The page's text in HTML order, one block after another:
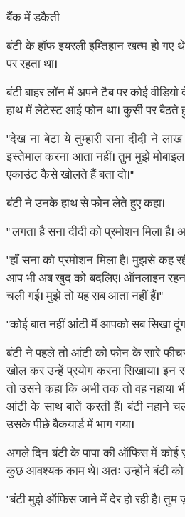
बैंक में डकैती
बंटी के हॉफ इयरली इम्तिहान खत्म हो गए
पर रहता था।
बंटी बाहर लॉन में अपने टैब पर कोई
हाथ में लेटेस्ट आई फोन था। कुर्सी पर बैठते
"देख ना बेटा ये तुम्हारी सना दीदी ने
इस्तेमाल करना आता नहीं। तुम मुझे
एकाउंट कैसे खोलते हैं बता दो।"
बंटी ने उनके हाथ से फोन लेते हुए कहा।
" लगता है सना दीदी को प्रमोशन मिला है।
"हाँ सना को प्रमोशन मिला है। मुझसे कह
आप भी अब खुद को बदलिए। ऑनलाइन
चली गई। मुझे तो यह सब आता नहीं हैं।"
"कोई बात नहीं आंटी मैं आपको सब सिखा
बंटी ने पहले तो आंटी को फोन के सारे
खोल कर उन्हें प्रयोग करना सिखाया।
तो उसने कहा कि अभी तक तो वह नहाया
आंटी के साथ बातें करती हैं। बंटी नहाने
उसके पीछे बैकयार्ड में भाग गया।
अगले दिन बंटी के पापा की ऑफिस में कोई
कुछ आवश्यक काम थे। अतः उन्होंने बंटी को
"बंटी मुझे ऑफिस जाने में देर हो रही है। तुम